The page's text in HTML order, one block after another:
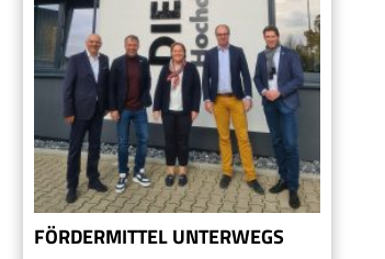
FÖRDERMITTEL UNTERWEGS